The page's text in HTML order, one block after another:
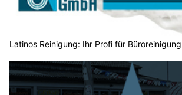
Latinos Reinigung: Ihr Profi für